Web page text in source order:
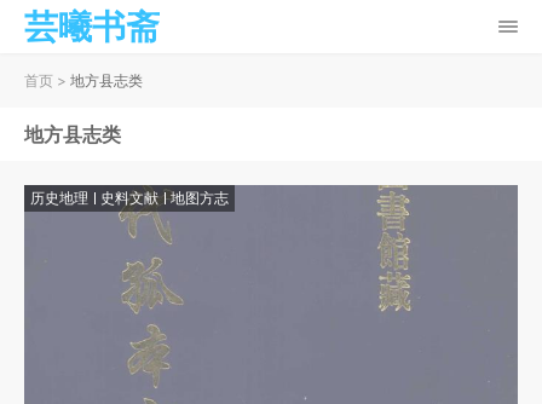
芸曦书斋
首页 > 地方县志类
地方县志类
历史地理 史料文献 地图方志